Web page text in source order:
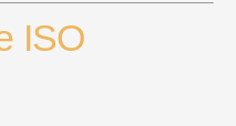
ISO